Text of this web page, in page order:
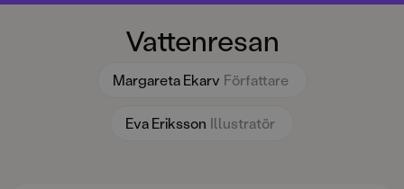
Vattenresan
Margareta Ekarv Författare
Eva Eriksson Illustratör